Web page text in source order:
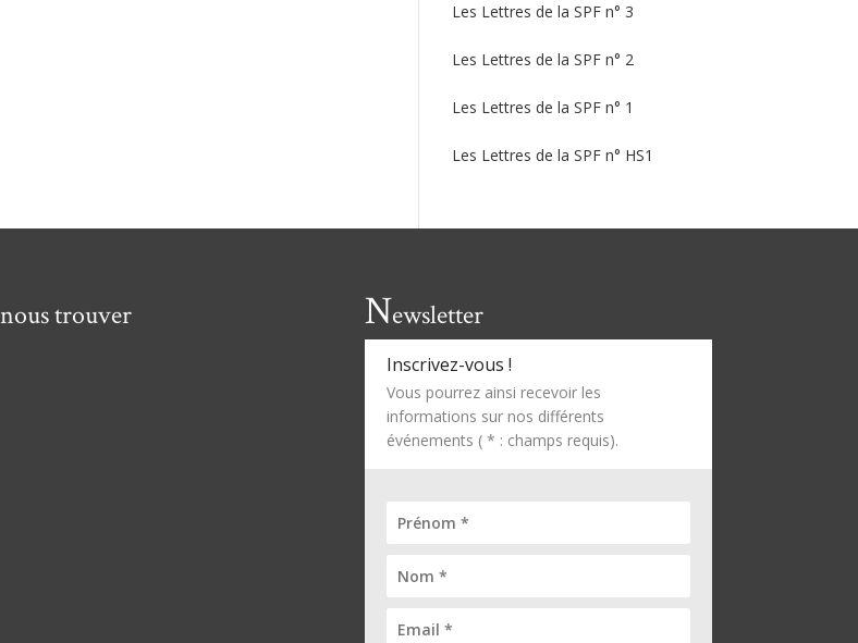
Les Lettres de la SPF n° 3
Les Lettres de la SPF n° 2
Les Lettres de la SPF n° 1
Les Lettres de la SPF n° HS1
trouver Newsletter
Inscrivez-vous !
Vous pourrez ainsi recevoir les
informations sur nos différents
événements ( * : champs requis).